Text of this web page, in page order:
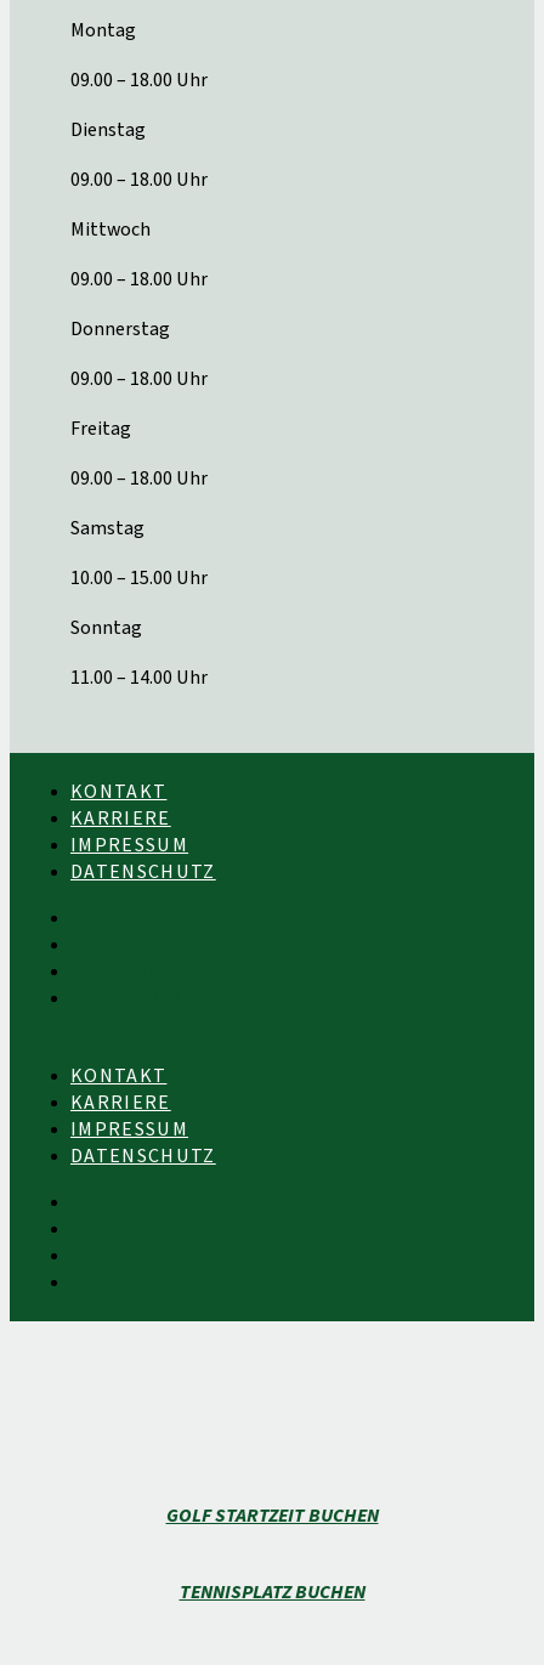
Montag
09.00 – 18.00 Uhr
Dienstag
09.00 – 18.00 Uhr
Mittwoch
09.00 – 18.00 Uhr
Donnerstag
09.00 – 18.00 Uhr
Freitag
09.00 – 18.00 Uhr
Samstag
10.00 – 15.00 Uhr
Sonntag
11.00 – 14.00 Uhr
KONTAKT
KARRIERE
IMPRESSUM
DATENSCHUTZ
KONTAKT
KARRIERE
IMPRESSUM
DATENSCHUTZ
GOLF STARTZEIT BUCHEN
TENNISPLATZ BUCHEN